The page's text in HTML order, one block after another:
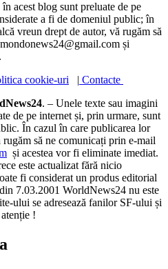
acest blog sunt preluate de pe
a fi de domeniul public; în
vreun drept de autor, vă rugăm să
și
cookie-uri | Contacte
. – Unele texte sau imagini
de pe internet și, prin urmare, sunt
În cazul în care publicarea lor
să ne comunicați prin e-mail
și acestea vor fi eliminate imediat.
este actualizat fără nicio
fi considerat un produs editorial
7.03.2001 WorldNews24 nu este
ului se adresează fanilor SF-ului și
!